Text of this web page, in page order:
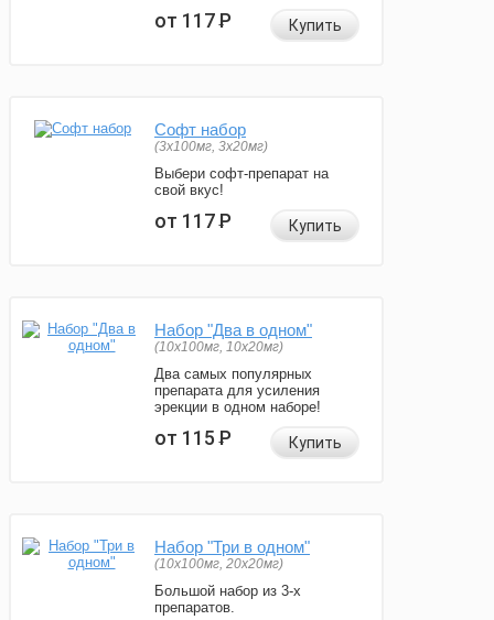
от 117Р Купить
Софт набор
(3x100мг, 3x20мг)
Выбери софт-препарат на
свой вкус!
от 117Р Купить
Набор "Два в одном"
(10x100мг, 10x20мг)
Два самых популярных
препарата для усиления
эрекции в одном наборе!
от 115Р Купить
Набор "Три в одном"
(10x100мг, 20x20мг)
Большой набор из 3-х
препаратов.